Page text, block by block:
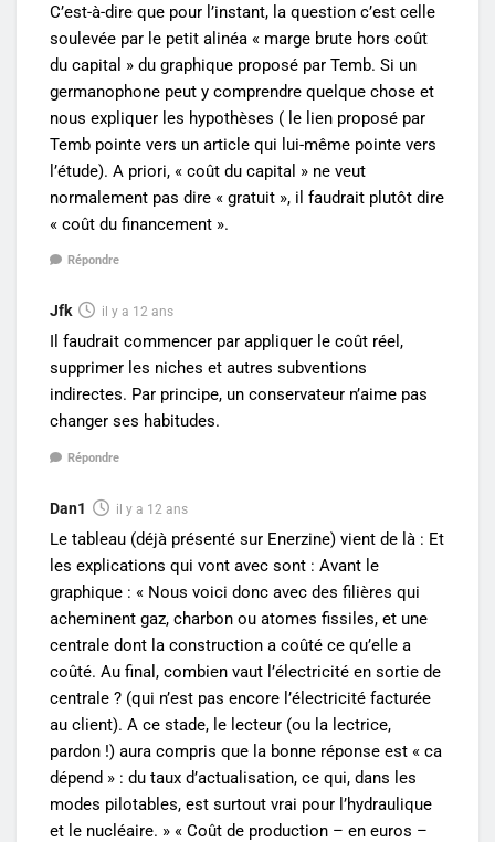
C’est-à-dire que pour l’instant, la question c’est celle
soulevée par le petit alinéa « marge brute hors coût
du capital » du graphique proposé par Temb. Si un
germanophone peut y comprendre quelque chose et
nous expliquer les hypothèses ( le lien proposé par
Temb pointe vers un article qui lui-même pointe vers
l’étude). A priori, « coût du capital » ne veut
normalement pas dire « gratuit », il faudrait plutôt dire
« coût du financement ».
Répondre
Jfk il y a 12 ans
Il faudrait commencer par appliquer le coût réel,
supprimer les niches et autres subventions
indirectes. Par principe, un conservateur n’aime pas
changer ses habitudes.
Répondre
Dan1 il y a 12 ans
Le tableau (déjà présenté sur Enerzine) vient de là : Et
les explications qui vont avec sont : Avant le
graphique : « Nous voici donc avec des filières qui
acheminent gaz, charbon ou atomes fissiles, et une
centrale dont la construction a coûté ce qu’elle a
coûté. Au final, combien vaut l’électricité en sortie de
centrale ? (qui n’est pas encore l’électricité facturée
au client). A ce stade, le lecteur (ou la lectrice,
pardon !) aura compris que la bonne réponse est « ca
dépend » : du taux d’actualisation, ce qui, dans les
modes pilotables, est surtout vrai pour l’hydraulique
et le nucléaire. » « Coût de production – en euros –